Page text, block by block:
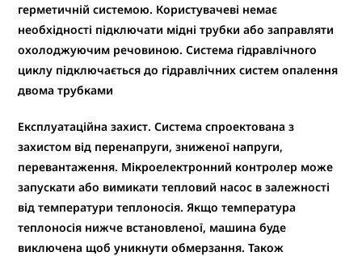
герметичній системою. Користувачеві немає
необхідності підключати мідні трубки або заправляти
охолоджуючим речовиною. Система гідравлічного
циклу підключається до гідравлічних систем опалення
двома трубками
Експлуатаційна захист. Система спроектована з
захистом від перенапруги, зниженої напруги,
перевантаження. Мікроелектронний контролер може
запускати або вимикати тепловий насос в залежності
від температури теплоносія. Якщо температура
теплоносія нижче встановленої, машина буде
виключена щоб уникнути обмерзання. Також